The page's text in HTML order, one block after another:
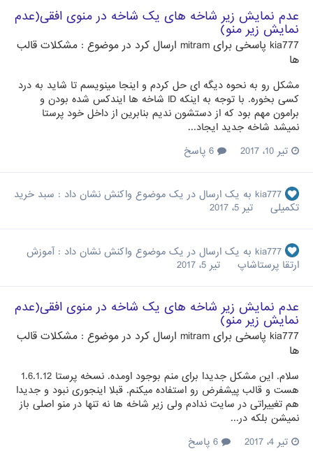
عدم نمایش زیر شاخه های یک شاخه در منوی افقی(عدم
نمایش زیر منو)
kia777 پاسخی برای mitram ارسال کرد در موضوع : مشکلات قالب
ها
مشکل رو به نحوه دیگه ای حل کردم و اینجا مینویسم تا شاید به درد
کسی بخوره. با توجه به اینکه ID شاخه ها ایندکس شده بودن و
برامون مهم بود که از دستشون ندیم بنابرین از داخل خود پرستا
نمیشد شاخه جدید ایجاد...
تیر 10، 2017
kia777 به یک ارسال در یک موضوع واکنش نشان داد : سبد خرید
تکمیلی
تیر 5، 2017
kia777 به یک ارسال در یک موضوع واکنش نشان داد :آموزش
ارتقا پرستاشاپ
تیر 5، 2017
عدم نمایش زیر شاخه های یک شاخه در منوی افقی(عدم
نمایش زیر منو)
kia777 پاسخی برای mitram ارسال کرد در موضوع : مشکلات قالب
ها
سلام. این مشکل جدیدا برای منم بوجود اومده. نسخه پرستا 1.6.1.12
هست و قالب پیشفرض رو استفاده میکنم. قبلا اینجوری نبود و جدیدا
هم تغییراتی در سایت ندادم ولی زیر شاخه ها نه تنها در منو اصلی باز
نمیشن بلکه در...
تیر 4، 2017